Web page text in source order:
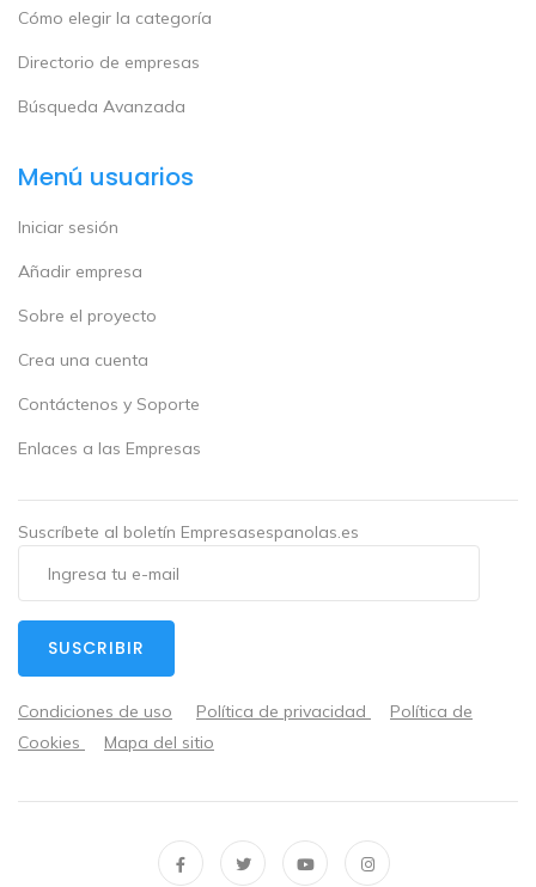
Cómo elegir la categoría
Directorio de empresas
Búsqueda Avanzada
Menú usuarios
Iniciar sesión
Añadir empresa
Sobre el proyecto
Crea una cuenta
Contáctenos y Soporte
Enlaces a las Empresas
Suscríbete al boletín Empresasespanolas.es
Condiciones de uso Política de privacidad
Política de
Cookies
Mapa del sitio
SUSCRIBIR